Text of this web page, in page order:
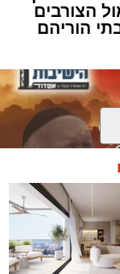
הצורבים
הוריהם